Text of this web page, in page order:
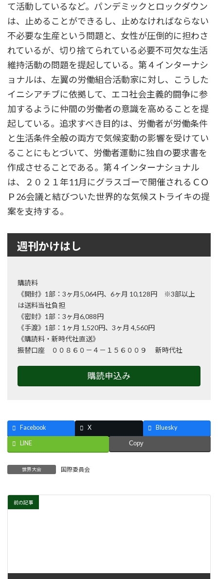
て活動しているなど。パンデミックとロックダウン
は、止めることができるし、止めなければならない
不必要な生産という問題と、女性が圧倒的に担わさ
れているが、切り捨てられている必要不可欠な生活
維持活動の問題を提起している。第４インターナシ
ョナルは、左翼の労働組合活動家に対し、こうした
イニシアチブに依拠して、エコ社会主義的闘争に参
加するように仲間の労働者の意識を高めることを提
起している。追求すべき目的は、労働者が労働条件
と生活条件全般の両方で気候変動の影響を受けてい
ることにもとづいて、労働者運動に独自の要求書を
作成させることである。第４インターナショナル
は、２０２１年11月にグラスゴーで開催されるＣＯ
Ｐ26会議と結びついた世界的な気候ストライキの提
案を支持する。
週刊かけはし
購読料
《開封》1部：3ヶ月5,064円、6ヶ月 10,128円 ※3部以上
は送料当社負担
《密封》1部：3ヶ月6,088円
《手渡》1部：1ヶ月 1,520円、3ヶ月 4,560円
《購読料・新時代社直送》
振替口座 ００８６０－４－１５６００９ 新時代社
購読申込み
Facebook X Bluesky
LINE Copy
世界大会 国際委員会
前の記事